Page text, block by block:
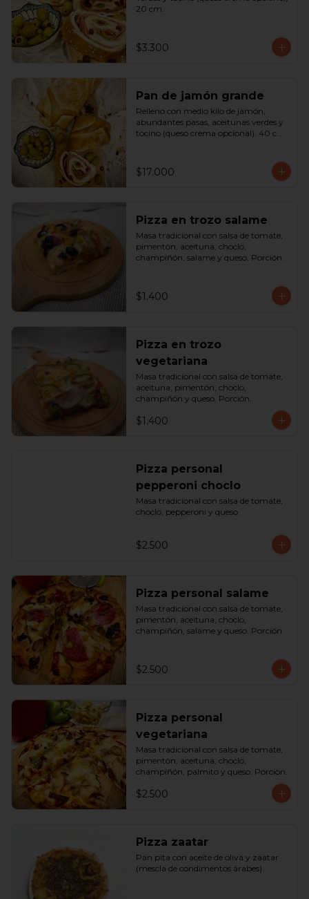
20 cm.
$3.300
Pan de jamón grande
Relleno con medio kilo de jamón,
abundantes pasas, aceitunas verdes y
tocino (queso crema opcional). 40 cm
$17.000
Pizza en trozo salame
Masa tradicional con salsa de tomate,
pimentón, aceituna, choclo,
champiñón, salame y queso. Porción.
$1.400
Pizza en trozo
vegetariana
Masa tradicional con salsa de tomate,
aceituna, pimentón, choclo,
champiñón y queso. Porción.
$1.400
Pizza personal
pepperoni choclo
Masa tradicional con salsa de tomate,
choclo, pepperoni y queso.
$2.500
Pizza personal salame
Masa tradicional con salsa de tomate,
pimentón, aceituna, choclo,
champiñón, salame y queso. Porción.
$2.500
Pizza personal
vegetariana
Masa tradicional con salsa de tomate,
pimentón, aceituna, choclo,
champiñón, palmito y queso. Porción.
$2.500
Pizza zaatar
Pan pita con aceite de oliva y zaatar
(mescla de condimentos árabes)